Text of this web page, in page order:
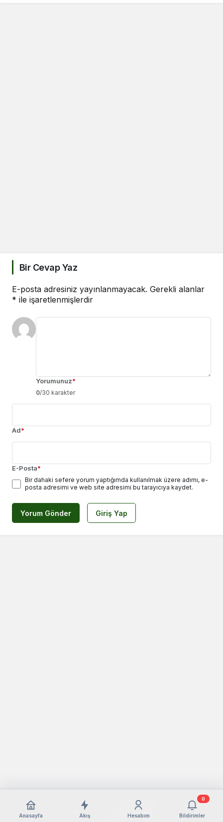
Bir Cevap Yaz
E-posta adresiniz yayınlanmayacak. Gerekli alanlar
* ile işaretlenmişlerdir
Yorumunuz*
0/30 karakter
Ad*
E-Posta*
Bir dahaki sefere yorum yaptığımda kullanılmak üzere adımı, e-
posta adresimi ve web site adresimi bu tarayıcıya kaydet.
Yorum Gönder Giriş Yap
Anasayfa Akış Hesabım Bildirimler
0